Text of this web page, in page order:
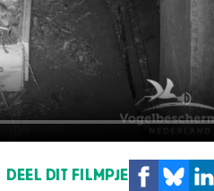
DEEL DIT FILMPJE